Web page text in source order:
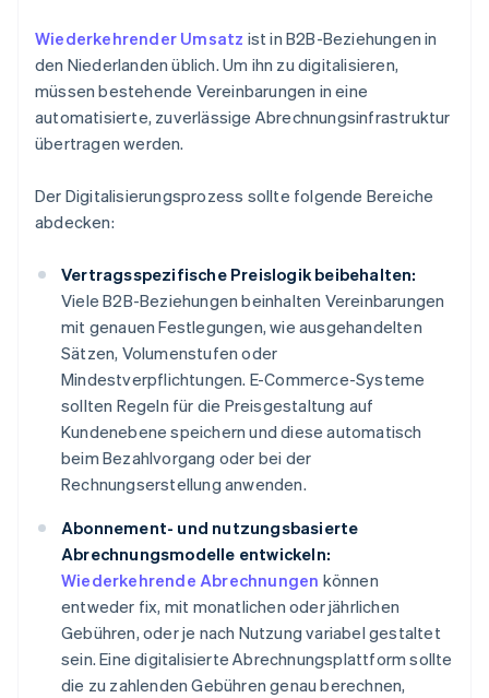
Wiederkehrender Umsatz ist in B2B-Beziehungen in
den Niederlanden üblich. Um ihn zu digitalisieren,
müssen bestehende Vereinbarungen in eine
automatisierte, zuverlässige Abrechnungsinfrastruktur
übertragen werden.
Der Digitalisierungsprozess sollte folgende Bereiche
abdecken:
Vertragsspezifische Preislogik beibehalten:
Viele B2B-Beziehungen beinhalten Vereinbarungen
mit genauen Festlegungen, wie ausgehandelten
Sätzen, Volumenstufen oder
Mindestverpflichtungen. E-Commerce-Systeme
sollten Regeln für die Preisgestaltung auf
Kundenebene speichern und diese automatisch
beim Bezahlvorgang oder bei der
Rechnungserstellung anwenden.
Abonnement- und nutzungsbasierte
Abrechnungsmodelle entwickeln:
Wiederkehrende Abrechnungen können
entweder fix, mit monatlichen oder jährlichen
Gebühren, oder je nach Nutzung variabel gestaltet
sein. Eine digitalisierte Abrechnungsplattform sollte
die zu zahlenden Gebühren genau berechnen,